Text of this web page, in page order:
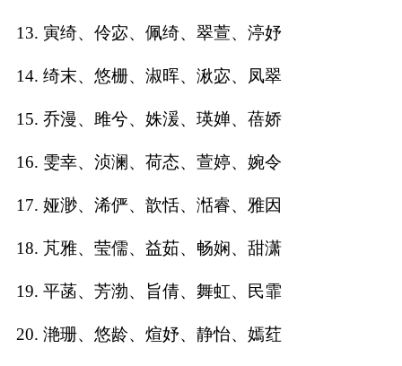
兔年起名
虎年起名
取
名
字
13. 寅绮、伶宓、佩绮、翠萱、渟妤
14. 绮末、悠栅、淑晖、湫宓、凤翠
15. 乔漫、雎兮、姝湲、瑛婵、蓓娇
16. 雯幸、浈澜、荷态、萱婷、婉令
17. 娅渺、浠俨、歆恬、湉睿、雅因
18. 芃雅、莹儒、益茹、畅娴、甜潇
19. 平菡、芳渤、旨倩、舞虹、民霏
20. 滟珊、悠龄、煊妤、静怡、嫣荭